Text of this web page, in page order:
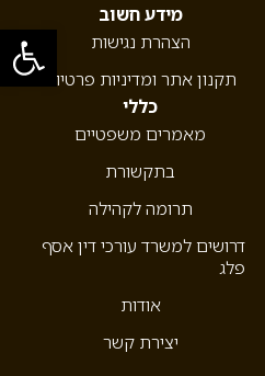
פתח
מידע חשוב
הצהרת נגישות
תקנון אתר ומדיניות פרטיות
כללי
מאמרים משפטיים
בתקשורת
תרומה לקהילה
דרושים למשרד עורכי דין אסף
פלג
אודות
יצירת קשר